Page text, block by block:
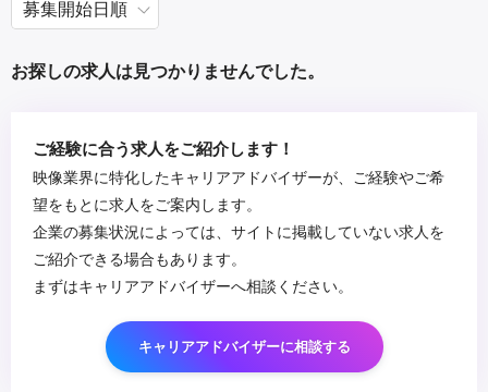
お探しの求人は見つかりませんでした。
ご経験に合う求人をご紹介します！
映像業界に特化したキャリアアドバイザーが、ご経験やご希
望をもとに求人をご案内します。
企業の募集状況によっては、サイトに掲載していない求人を
ご紹介できる場合もあります。
まずはキャリアアドバイザーへ相談ください。
キャリアアドバイザーに相談する